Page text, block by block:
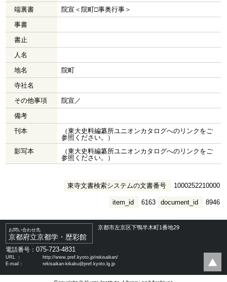
端裏書
院宣＜院町□事奥行事＞
事書
書止
人名
地名
院町
寺社名
その他事項
院宣／
備考
刊本
（東大史料編纂所ユニオンカタログへのリンクをご
参照ください。）
影写本
（東大史料編纂所ユニオンカタログへのリンクをご
参照ください。）
東寺文書検索システムの文書番号 1000252210000
document_id 8946
item_id 6163
お問い合わせ先
京都府立京都学・歴彩館
京都市左京区下鴨半木町1番地29
電話番号：075-723-4831
URL ：
http://www.pref.kyoto.jp/rekisaikan/
E-mail：
rekisaikan-kikaku@pref.kyoto.lg.jp